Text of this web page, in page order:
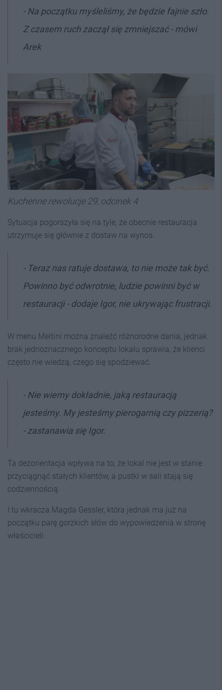
- Na początku myśleliśmy, że będzie fajnie szło.
Z czasem ruch zaczął się zmniejszać - mówi
Arek
Kuchenne rewolucje 29, odcinek 4
Sytuacja pogorszyła się na tyle, że obecnie restauracja
utrzymuje się głównie z dostaw na wynos.
- Teraz nas ratuje dostawa, to nie może tak być.
Powinno być odwrotnie, ludzie powinni być w
restauracji - dodaje Igor, nie ukrywając frustracji.
W menu Meltini można znaleźć różnorodne dania, jednak
brak jednoznacznego konceptu lokalu sprawia, że klienci
często nie wiedzą, czego się spodziewać.
- Nie wiemy dokładnie, jaką restauracją
jesteśmy. My jesteśmy pierogarnią czy pizzerią?
- zastanawia się Igor.
Ta dezorientacja wpływa na to, że lokal nie jest w stanie
przyciągnąć stałych klientów, a pustki w sali stają się
codziennością.
I tu wkracza Magda Gessler, która jednak ma już na
początku parę gorzkich słów do wypowiedzenia w stronę
właścicieli.